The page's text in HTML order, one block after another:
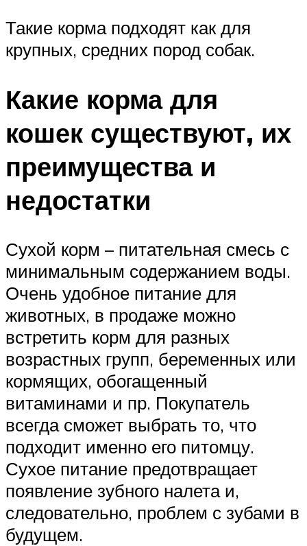
Такие корма подходят как для
крупных, средних пород собак.
Какие корма для
кошек существуют, их
преимущества и
недостатки
Сухой корм – питательная смесь с
минимальным содержанием воды.
Очень удобное питание для
животных, в продаже можно
встретить корм для разных
возрастных групп, беременных или
кормящих, обогащенный
витаминами и пр. Покупатель
всегда сможет выбрать то, что
подходит именно его питомцу.
Сухое питание предотвращает
появление зубного налета и,
следовательно, проблем с зубами в
будущем.